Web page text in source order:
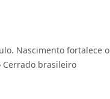
Nascimento fortalece o
Cerrado brasileiro